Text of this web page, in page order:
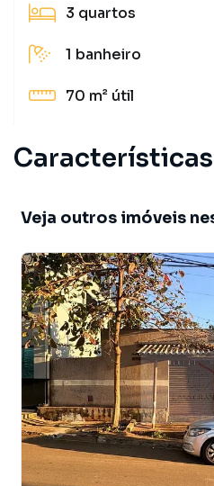
3 quartos
1 banheiro
70 m² útil
Veja outros imóveis